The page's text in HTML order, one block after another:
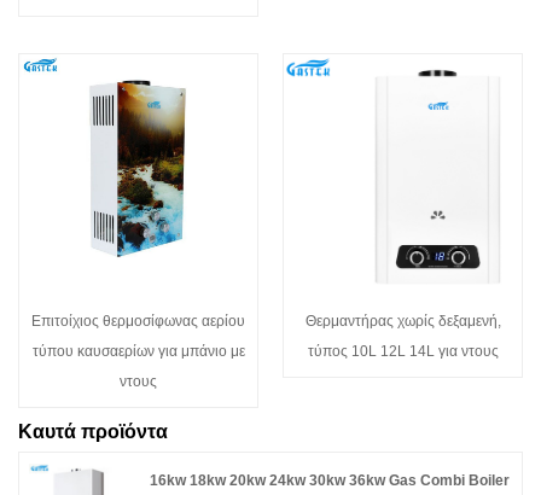
Επιτοίχιος θερμοσίφωνας αερίου
τύπου καυσαερίων για μπάνιο με
ντους
Θερμαντήρας χωρίς δεξαμενή,
τύπος 10L 12L 14L για ντους
Καυτά προϊόντα
16kw 18kw 20kw 24kw 30kw 36kw Gas Combi Boiler